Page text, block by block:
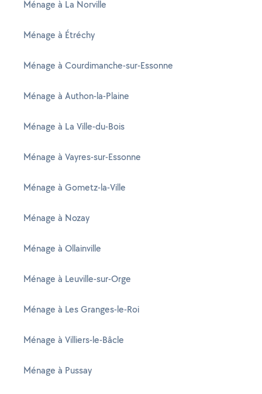
Ménage à La Norville
Ménage à Étréchy
Ménage à Courdimanche-sur-Essonne
Ménage à Authon-la-Plaine
Ménage à La Ville-du-Bois
Ménage à Vayres-sur-Essonne
Ménage à Gometz-la-Ville
Ménage à Nozay
Ménage à Ollainville
Ménage à Leuville-sur-Orge
Ménage à Les Granges-le-Roi
Ménage à Villiers-le-Bâcle
Ménage à Pussay